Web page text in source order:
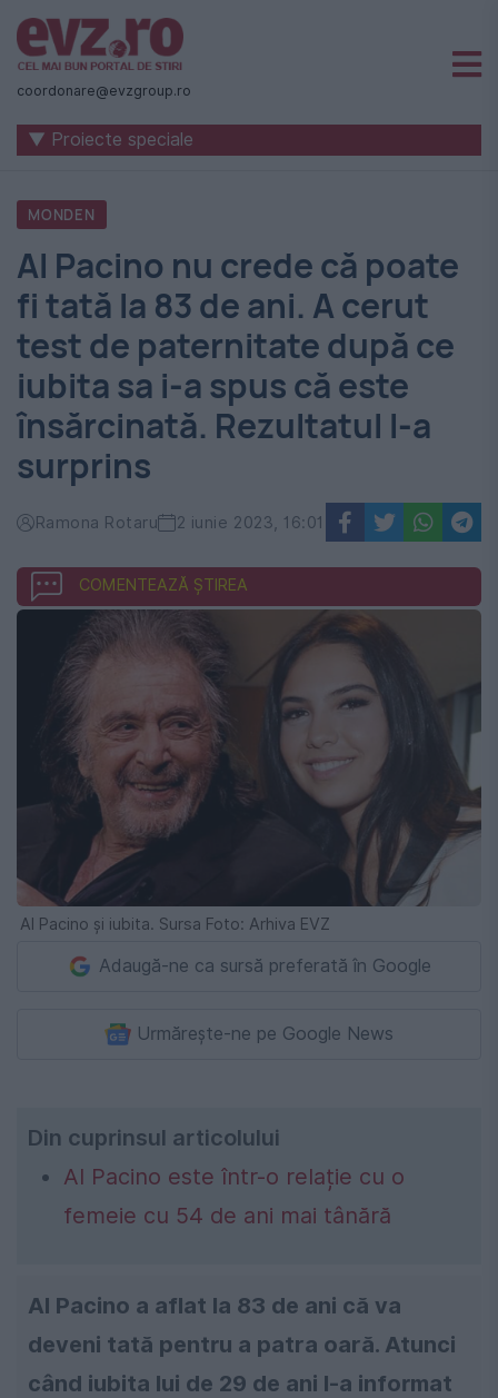
Știri
naționale
internaționale
România
-
Evenimentul
Zilei
coordonare@evzgroup.ro
▼ Proiecte speciale
MONDEN
Al Pacino nu crede că poate
fi tată la 83 de ani. A cerut
test de paternitate după ce
iubita sa i-a spus că este
însărcinată. Rezultatul l-a
surprins
Ramona Rotaru 2 iunie 2023, 16:01
COMENTEAZĂ ȘTIREA
Al Pacino și iubita. Sursa Foto: Arhiva EVZ
Adaugă-ne ca sursă preferată în Google
Urmărește-ne pe Google News
Din cuprinsul articolului
Al Pacino este într-o relație cu o
femeie cu 54 de ani mai tânără
Al Pacino a aflat la 83 de ani că va
deveni tată pentru a patra oară. Atunci
când iubita lui de 29 de ani l-a informat